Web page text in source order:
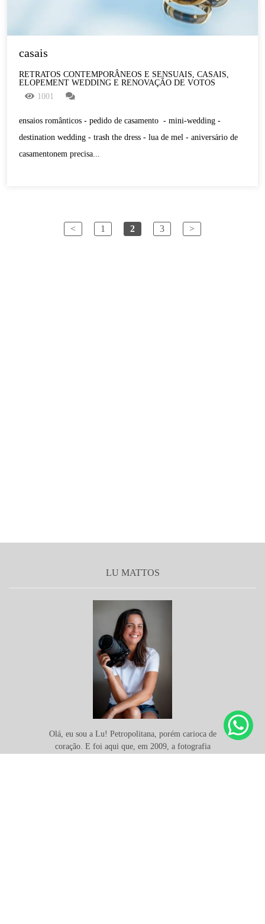
casais
RETRATOS CONTEMPORÂNEOS E SENSUAIS, CASAIS,
ELOPEMENT WEDDING E RENOVAÇÃO DE VOTOS
1001
ensaios românticos - pedido de casamento - mini-wedding -
destination wedding - trash the dress - lua de mel - aniversário de
casamentonem precisa...
< 1 2 3 >
LU MATTOS
Olá, eu sou a Lu! Petropolitana, porém carioca de
coração. E foi aqui que, em 2009, a fotografia